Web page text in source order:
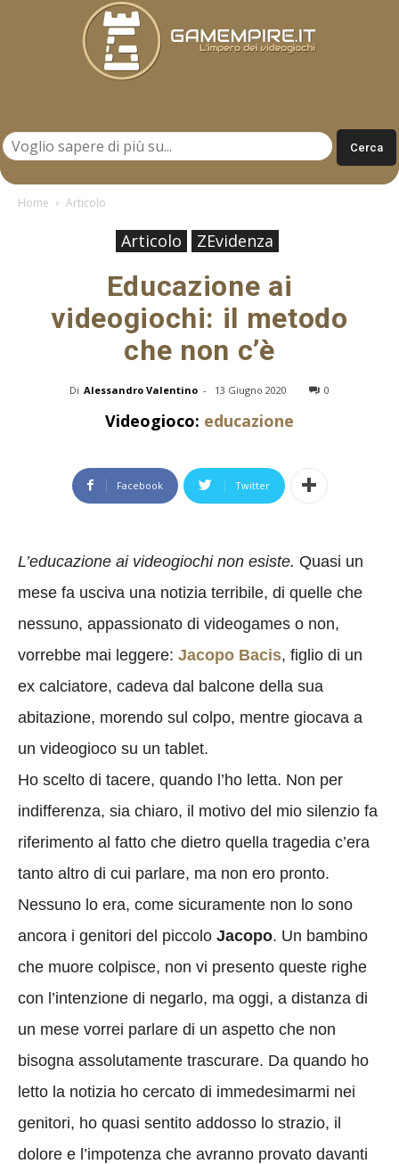
Home Articolo
Articolo ZEvidenza
Educazione ai
videogiochi: il metodo
che non c’è
Di Alessandro Valentino - 13 Giugno 2020 0
Videogioco: educazione
Facebook Twitter
L’educazione ai videogiochi non esiste. Quasi un
mese fa usciva una notizia terribile, di quelle che
nessuno, appassionato di videogames o non,
vorrebbe mai leggere: Jacopo Bacis, figlio di un
ex calciatore, cadeva dal balcone della sua
abitazione, morendo sul colpo, mentre giocava a
un videogioco su un tablet.
Ho scelto di tacere, quando l’ho letta. Non per
indifferenza, sia chiaro, il motivo del mio silenzio fa
riferimento al fatto che dietro quella tragedia c’era
tanto altro di cui parlare, ma non ero pronto.
Nessuno lo era, come sicuramente non lo sono
ancora i genitori del piccolo Jacopo. Un bambino
che muore colpisce, non vi presento queste righe
con l’intenzione di negarlo, ma oggi, a distanza di
un mese vorrei parlare di un aspetto che non
bisogna assolutamente trascurare. Da quando ho
letto la notizia ho cercato di immedesimarmi nei
genitori, ho quasi sentito addosso lo strazio, il
dolore e l’impotenza che avranno provato davanti